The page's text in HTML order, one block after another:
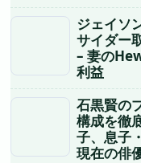
ジェイソ
サイダー
– 妻の
利益
石黒賢の
構成を徹
子、息子
現在の俳